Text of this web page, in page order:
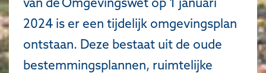
2024 is er een tijdelijk omgevingsplan
ontstaan. Deze bestaat uit de oude
bestemmingsplannen, ruimtelijke